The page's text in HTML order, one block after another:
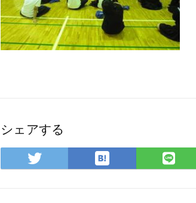
シェアする
Twitter
で
は
て
で